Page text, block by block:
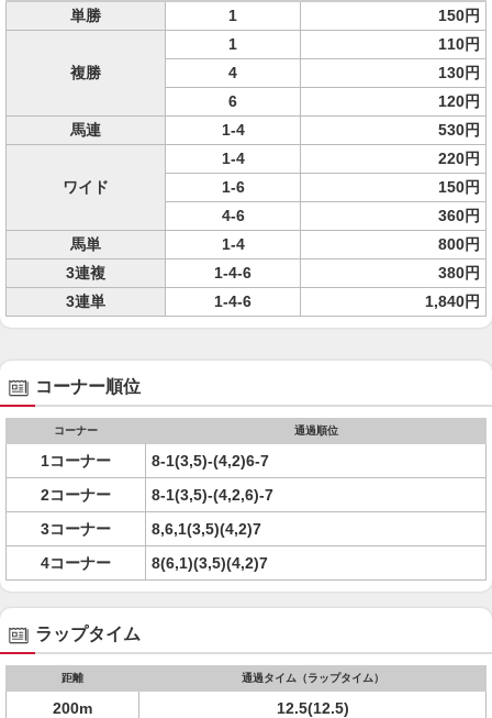
単勝 1 150円
複勝
1
110円
4
130円
6
120円
馬連
1-4 530円
ワイド
1-4
220円
1-6
150円
4-6
360円
馬単
1-4
800円
3連複
1-4-6
380円
3連単
1-4-6 1,840円
コーナー順位
コーナー 通過順位
1コーナー
8-1(3,5)-(4,2)6-7
2コーナー
8-1(3,5)-(4,2,6)-7
3コーナー
8,6,1(3,5)(4,2)7
4コーナー
8(6,1)(3,5)(4,2)7
ラップタイム
距離 通過タイム（ラップタイム）
200m
12.5(12.5)